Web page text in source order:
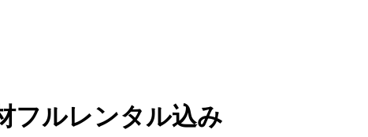
フルレンタル込み